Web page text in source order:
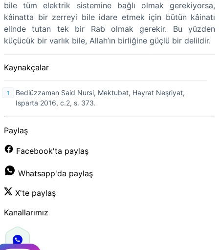
bile tüm elektrik sistemine bağlı olmak gerekiyorsa,
kâinatta bir zerreyi bile idare etmek için bütün kâinatı
elinde tutan tek bir Rab olmak gerekir. Bu yüzden
küçücük bir varlık bile, Allah’ın birliğine güçlü bir delildir.
Kaynakçalar
Bediüzzaman Said Nursi, Mektubat, Hayrat Neşriyat,
Isparta 2016, c.2, s. 373.
Paylaş
Facebook'ta paylaş
Whatsapp'da paylaş
X'te paylaş
Kanallarımız